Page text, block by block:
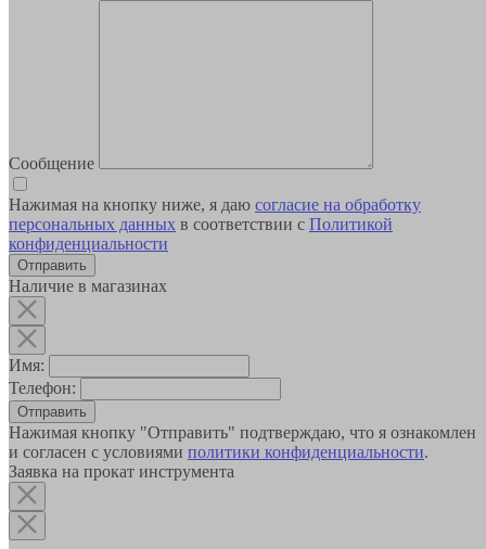
Сообщение
Нажимая на кнопку ниже, я даю согласие на обработку
персональных данных в соответствии с Политикой
конфиденциальности
Наличие в магазинах
Имя:
Телефон:
Отправить
Нажимая кнопку "Отправить" подтверждаю, что я ознакомлен
и согласен с условиями политики конфиденциальности.
Заявка на прокат инструмента